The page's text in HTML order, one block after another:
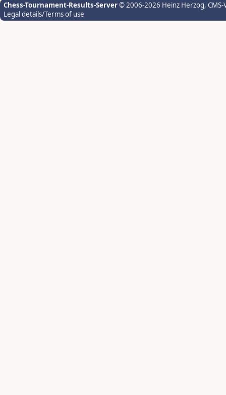
Chess-Tournament-Results-Server© 2006-2026 Heinz Herzog,
Legal details/Terms of use